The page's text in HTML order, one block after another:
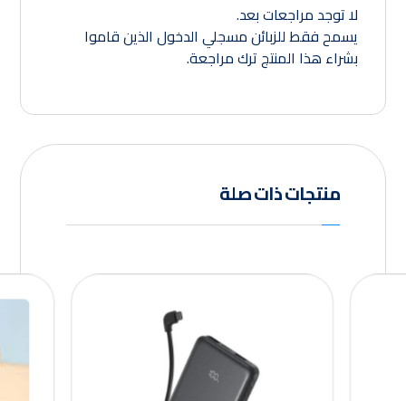
لا توجد مراجعات بعد.
يسمح فقط للزبائن مسجلي الدخول الذين قاموا
بشراء هذا المنتج ترك مراجعة.
منتجات ذات صلة